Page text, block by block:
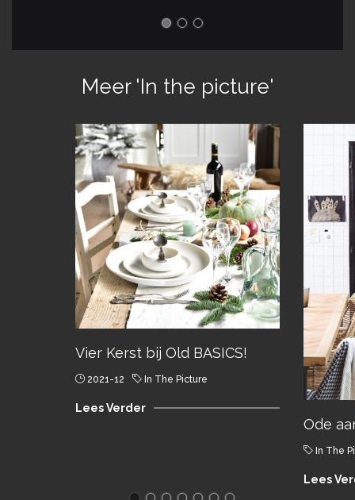
Meer 'In the picture'
Vier Kerst bij Old BASICS!
2021-12 In The Picture
Lees Verder
Ode
In The
Lees